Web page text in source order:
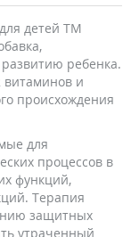
детей ТМ
ребенка.
витаминов и
происхождения
для
процессов в
функций,
Терапия
защитных
утраченный